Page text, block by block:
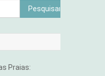
Pesquisar
por:
Praias: